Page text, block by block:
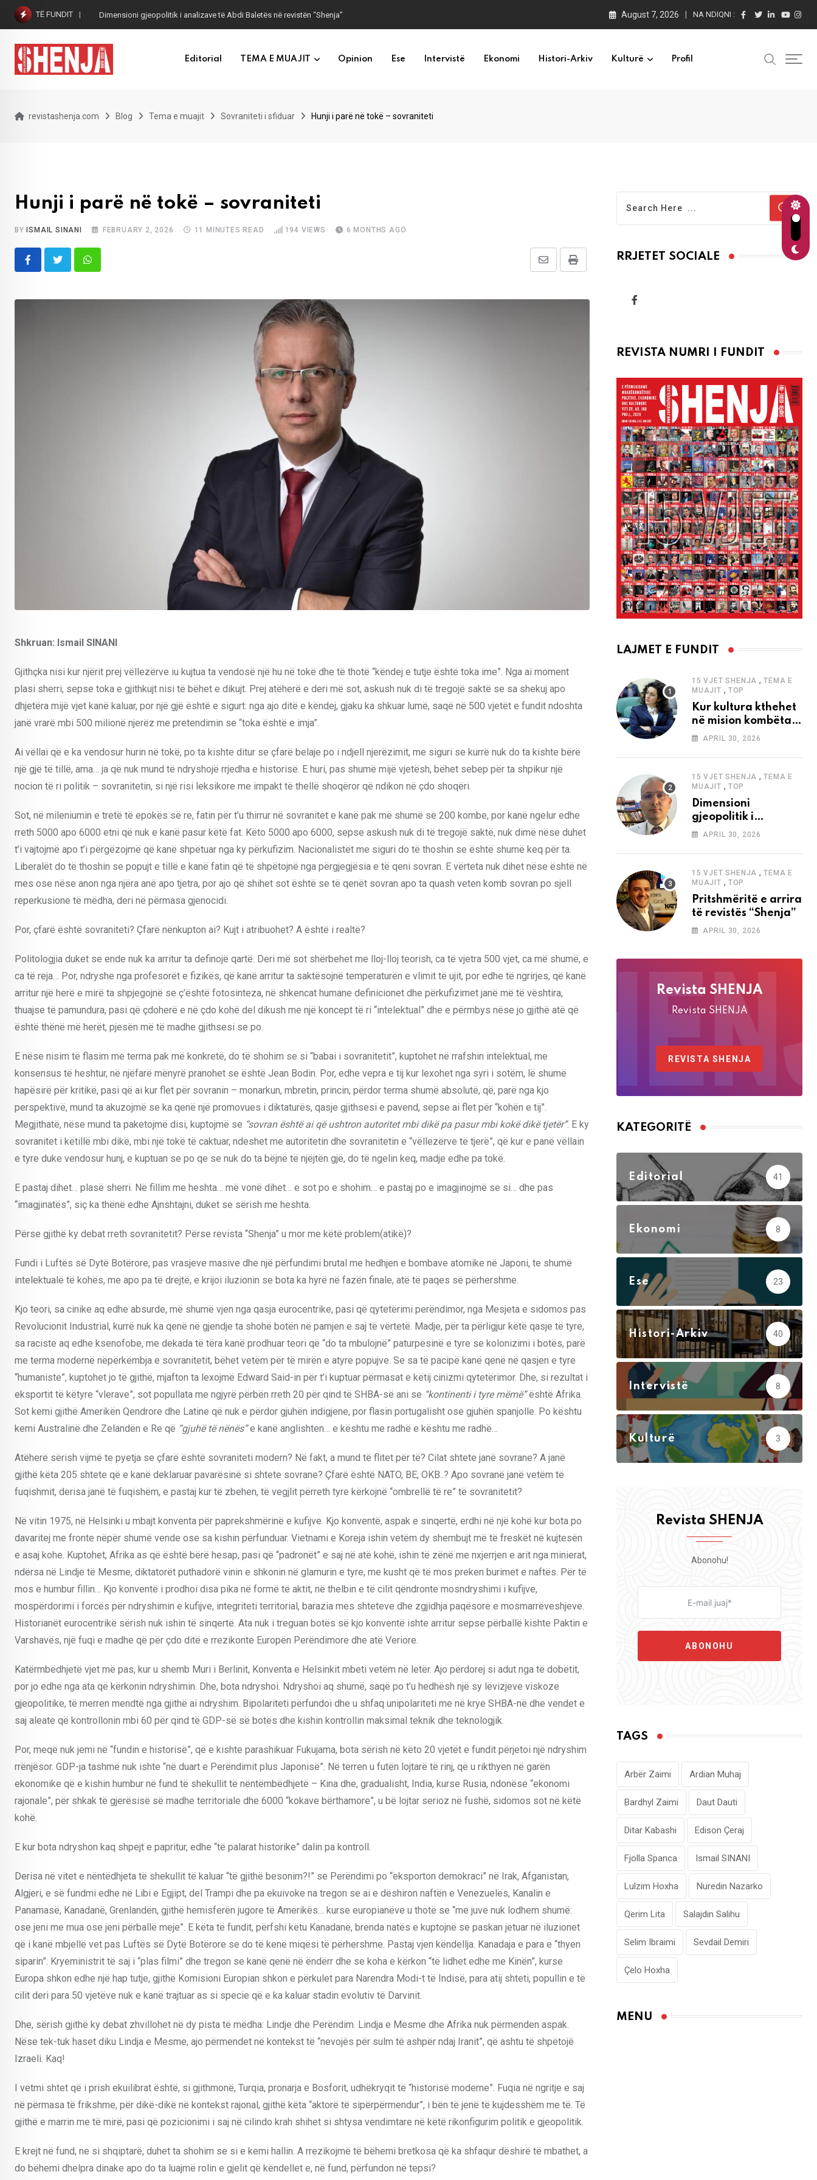
Skip
content
TË FUNDIT Dimensioni gjeopolitik i analizave të Abdi Baletës në revistën “Shenja” August 7, 2026 NA NDIQNI :
Editorial TEMA E MUAJIT Opinion Ese Intervistë Ekonomi Histori-Arkiv Kulturë Profil
revistashenja.com Blog Tema e muajit Sovraniteti i sfiduar Hunji i parë në tokë – sovraniteti
Hunji i parë në tokë – sovraniteti
BYISMAIL SINANI FEBRUARY 2, 2026 11 MINUTES READ 194 VIEWS 6 MONTHS AGO
Whatsapp Print
Share
Email
Shkruan: Ismail SINANI
Gjithçka nisi kur njërit prej vëllezërve iu kujtua ta vendosë një hu në tokë dhe të thotë “këndej e tutje është toka ime”. Nga ai moment
plasi sherri, sepse toka e gjithkujt nisi të bëhet e dikujt. Prej atëherë e deri më sot, askush nuk di të tregojë saktë se sa shekuj apo
dhjetëra mijë vjet kanë kaluar, por një gjë është e sigurt: nga ajo ditë e këndej, gjaku ka shkuar lumë, saqë në 500 vjetët e fundit ndoshta
janë vrarë mbi 500 milionë njerëz me pretendimin se “toka është e imja”.
Ai vëllai që e ka vendosur hurin në tokë, po ta kishte ditur se çfarë belaje po i ndjell njerëzimit, me siguri se kurrë nuk do ta kishte bërë
një gjë të tillë, ama… ja që nuk mund të ndryshojë rrjedha e historisë. E huri, pas shumë mijë vjetësh, bëhet sebep për ta shpikur një
nocion të ri politik – sovranitetin, si një risi leksikore me impakt të thellë shoqëror që ndikon në çdo shoqëri.
Sot, në mileniumin e tretë të epokës së re, fatin për t’u thirrur në sovranitet e kanë pak më shumë se 200 kombe, por kanë ngelur edhe
rreth 5000 apo 6000 etni që nuk e kanë pasur këtë fat. Këto 5000 apo 6000, sepse askush nuk di të tregojë saktë, nuk dimë nëse duhet
t’i vajtojmë apo t’i përgëzojmë që kanë shpëtuar nga ky përkufizim. Nacionalistët me siguri do të thoshin se është shumë keq për ta.
Liberalët do të thoshin se popujt e tillë e kanë fatin që të shpëtojnë nga përgjegjësia e të qeni sovran. E vërteta nuk dihet nëse është në
mes ose nëse anon nga njëra anë apo tjetra, por ajo që shihet sot është se të qenët sovran apo ta quash veten komb sovran po sjell
reperkusione të mëdha, deri në përmasa gjenocidi.
Por, çfarë është sovraniteti? Çfarë nënkupton ai? Kujt i atribuohet? A është i realtë?
Politologjia duket se ende nuk ka arritur ta definojë qartë. Deri më sot shërbehet me lloj-lloj teorish, ca të vjetra 500 vjet, ca më shumë, e
ca të reja… Por, ndryshe nga profesorët e fizikës, që kanë arritur ta saktësojnë temperaturën e vlimit të ujit, por edhe të ngrirjes, që kanë
arritur një herë e mirë ta shpjegojnë se ç’është fotosinteza, në shkencat humane definicionet dhe përkufizimet janë më të vështira,
thuajse të pamundura, pasi që çdoherë e në çdo kohë del dikush me një koncept të ri “intelektual” dhe e përmbys nëse jo gjithë atë që
është thënë më herët, pjesën më të madhe gjithsesi se po.
E nëse nisim të flasim me terma pak më konkretë, do të shohim se si “babai i sovranitetit”, kuptohet në rrafshin intelektual, me
konsensus të heshtur, në njëfarë mënyrë pranohet se është Jean Bodin. Por, edhe vepra e tij kur lexohet nga syri i sotëm, lë shumë
hapësirë për kritikë, pasi që ai kur flet për sovranin – monarkun, mbretin, princin, përdor terma shumë absolutë, që, parë nga kjo
perspektivë, mund ta akuzojmë se ka qenë një promovues i diktaturës, qasje gjithsesi e pavend, sepse ai flet për “kohën e tij”.
Megjithatë, nëse mund ta paketojmë disi, kuptojmë se “sovran është ai që ushtron autoritet mbi dikë pa pasur mbi kokë dikë tjetër”. E ky
sovranitet i këtillë mbi dikë, mbi një tokë të caktuar, ndeshet me autoritetin dhe sovranitetin e “vëllezërve të tjerë”, që kur e panë vëllain
e tyre duke vendosur hunj, e kuptuan se po qe se nuk do ta bëjnë të njëjtën gjë, do të ngelin keq, madje edhe pa tokë.
E pastaj dihet… plasë sherri. Në fillim me heshta… më vonë dihet… e sot po e shohim… e pastaj po e imagjinojmë se si… dhe pas
“imagjinatës”, siç ka thënë edhe Ajnshtajni, duket se sërish me heshta.
Përse gjithë ky debat rreth sovranitetit? Përse revista “Shenja” u mor me këtë problem(atikë)?
Fundi i Luftës së Dytë Botërore, pas vrasjeve masive dhe një përfundimi brutal me hedhjen e bombave atomike në Japoni, te shumë
intelektualë të kohës, me apo pa të drejtë, e krijoi iluzionin se bota ka hyrë në fazën finale, atë të paqes së përhershme.
Kjo teori, sa cinike aq edhe absurde, më shumë vjen nga qasja eurocentrike, pasi që qytetërimi perëndimor, nga Mesjeta e sidomos pas
Revolucionit Industrial, kurrë nuk ka qenë në gjendje ta shohë botën në pamjen e saj të vërtetë. Madje, për ta përligjur këtë qasje të tyre,
sa raciste aq edhe ksenofobe, me dekada të tëra kanë prodhuar teori që “do ta mbulojnë” paturpësinë e tyre se kolonizimi i botës, parë
me terma modernë nëpërkëmbja e sovranitetit, bëhet vetëm për të mirën e atyre popujve. Se sa të pacipë kanë qenë në qasjen e tyre
“humaniste”, kuptohet jo të gjithë, mjafton ta lexojmë Edward Said-in për t’i kuptuar përmasat e këtij cinizmi qytetërimor. Dhe, si rezultat i
eksportit të këtyre “vlerave”, sot popullata me ngjyrë përbën rreth 20 për qind të SHBA-së ani se “kontinenti i tyre mëmë”është Afrika.
Sot kemi gjithë Amerikën Qendrore dhe Latine që nuk e përdor gjuhën indigjene, por flasin portugalisht ose gjuhën spanjolle. Po kështu
kemi Australinë dhe Zelandën e Re që “gjuhë të nënës”e kanë anglishten… e kështu me radhë e kështu me radhë…
Atëherë sërish vijmë te pyetja se çfarë është sovraniteti modern? Në fakt, a mund të flitet për të? Cilat shtete janë sovrane? A janë
gjithë këta 205 shtete që e kanë deklaruar pavarësinë si shtete sovrane? Çfarë është NATO, BE, OKB..? Apo sovranë janë vetëm të
fuqishmit, derisa janë të fuqishëm, e pastaj kur të zbehen, të vegjlit përreth tyre kërkojnë “ombrellë të re” të sovranitetit?
Në vitin 1975, në Helsinki u mbajt konventa për paprekshmërinë e kufijve. Kjo konventë, aspak e sinqertë, erdhi në një kohë kur bota po
davaritej me fronte nëpër shumë vende ose sa kishin përfunduar. Vietnami e Koreja ishin vetëm dy shembujt më të freskët në kujtesën
e asaj kohe. Kuptohet, Afrika as që është bërë hesap, pasi që “padronët” e saj në atë kohë, ishin të zënë me nxjerrjen e arit nga minierat,
ndërsa në Lindje të Mesme, diktatorët puthadorë vinin e shkonin në glamurin e tyre, me kusht që të mos preken burimet e naftës. Për të
mos e humbur fillin… Kjo konventë i prodhoi disa pika në formë të aktit, në thelbin e të cilit qëndronte mosndryshimi i kufijve,
mospërdorimi i forcës për ndryshimin e kufijve, integriteti territorial, barazia mes shteteve dhe zgjidhja paqësore e mosmarrëveshjeve.
Historianët eurocentrikë sërish nuk ishin të sinqertë. Ata nuk i treguan botës së kjo konventë ishte arritur sepse përballë kishte Paktin e
Varshavës, një fuqi e madhe që për çdo ditë e rrezikonte Europën Perëndimore dhe atë Veriore.
Katërmbëdhjetë vjet më pas, kur u shemb Muri i Berlinit, Konventa e Helsinkit mbeti vetëm në letër. Ajo përdorej si adut nga të dobëtit,
por jo edhe nga ata që kërkonin ndryshimin. Dhe, bota ndryshoi. Ndryshoi aq shumë, saqë po t’u hedhësh një sy lëvizjeve viskoze
gjeopolitike, të merren mendtë nga gjithë ai ndryshim. Bipolariteti përfundoi dhe u shfaq unipolariteti me në krye SHBA-në dhe vendet e
saj aleate që kontrollonin mbi 60 për qind të GDP-së së botës dhe kishin kontrollin maksimal teknik dhe teknologjik.
Por, meqë nuk jemi në “fundin e historisë”, që e kishte parashikuar Fukujama, bota sërish në këto 20 vjetët e fundit përjetoi një ndryshim
rrënjësor. GDP-ja tashmë nuk ishte “në duart e Perëndimit plus Japonisë”. Në terren u futën lojtarë të rinj, që u rikthyen në garën
ekonomike që e kishin humbur në fund të shekullit të nëntëmbëdhjetë – Kina dhe, gradualisht, India, kurse Rusia, ndonëse “ekonomi
rajonale”, për shkak të gjerësisë së madhe territoriale dhe 6000 “kokave bërthamore”, u bë lojtar serioz në fushë, sidomos sot në këtë
kohë.
E kur bota ndryshon kaq shpejt e papritur, edhe “të palarat historike” dalin pa kontroll.
Derisa në vitet e nëntëdhjeta të shekullit të kaluar “të gjithë besonim?!” se Perëndimi po “eksporton demokraci” në Irak, Afganistan,
Algjeri, e së fundmi edhe në Libi e Egjipt, del Trampi dhe pa ekuivoke na tregon se ai e dëshiron naftën e Venezuelës, Kanalin e
Panamasë, Kanadanë, Grenlandën, gjithë hemisferën jugore të Amerikës… kurse europianëve u thotë se “me juve nuk lodhem shumë:
ose jeni me mua ose jeni përballë meje”. E këta të fundit, përfshi këtu Kanadanë, brenda natës e kuptojnë se paskan jetuar në iluzionet
që i kanë mbjellë vet pas Luftës së Dytë Botërore se do të kenë miqësi të përhershme. Pastaj vjen këndellja. Kanadaja e para e “thyen
siparin”. Kryeministrit të saj i “plas filmi” dhe tregon se kanë qenë në ëndërr dhe se koha e kërkon “të lidhet edhe me Kinën”, kurse
Europa shkon edhe një hap tutje, gjithë Komisioni Europian shkon e përkulet para Narendra Modi-t të Indisë, para atij shteti, popullin e të
cilit deri para 50 vjetëve nuk e kanë trajtuar as si specie që e ka kaluar stadin evolutiv të Darvinit.
Dhe, sërish gjithë ky debat zhvillohet në dy pista të mëdha: Lindje dhe Perëndim. Lindja e Mesme dhe Afrika nuk përmenden aspak.
Nëse tek-tuk haset diku Lindja e Mesme, ajo përmendet në kontekst të “nevojës për sulm të ashpër ndaj Iranit”, që ashtu të shpëtojë
Izraeli. Kaq!
I vetmi shtet që i prish ekuilibrat është, si gjithmonë, Turqia, pronarja e Bosforit, udhëkryqit të “historisë moderne”. Fuqia në ngritje e saj
në përmasa të frikshme, për dikë-dikë në kontekst rajonal, gjithë këta “aktorë të sipërpërmendur”, i bën të jenë të kujdesshëm me të. Të
gjithë e marrin me të mirë, pasi që pozicionimi i saj në cilindo krah shihet si shtysa vendimtare në këtë rikonfigurim politik e gjeopolitik.
E krejt në fund, ne si shqiptarë, duhet ta shohim se si e kemi hallin. A rrezikojmë të bëhemi bretkosa që ka shfaqur dëshirë të mbathet, a
do bëhemi dhelpra dinake apo do ta luajmë rolin e gjelit që këndellet e, në fund, përfundon në tepsi?
RRJETET SOCIALE
REVISTA NUMRI I FUNDIT
LAJMET E FUNDIT
15 VJET SHENJA ,TEMA E
MUAJIT , TOP
Kur kultura kthehet
në mision kombëtar
edhe në
APRIL 30, 2026
15 VJET SHENJA ,TEMA E
MUAJIT , TOP
Dimensioni
gjeopolitik i
analizave të Abdi
“Shenja”
APRIL 30, 2026
15 VJET SHENJA ,TEMA E
MUAJIT , TOP
Pritshmëritë e arrira
të revistës “Shenja”
APRIL 30, 2026
Revista SHENJA
Revista SHENJA
REVISTA SHENJA
KATEGORITË
Editorial 41
Ekonomi 8
Ese 23
Histori-Arkiv 40
Intervistë 8
Kulturë 3
Revista SHENJA
Abonohu!
ABONOHU
TAGS
Arbër Zaimi Ardian Muhaj
Bardhyl Zaimi Daut Dauti
Ditar Kabashi Edison Çeraj
Fjolla Spanca Ismail SINANI
Lulzim Hoxha Nuredin Nazarko
Qerim Lita Salajdin Salihu
Selim Ibraimi Sevdail Demiri
Çelo Hoxha
MENU